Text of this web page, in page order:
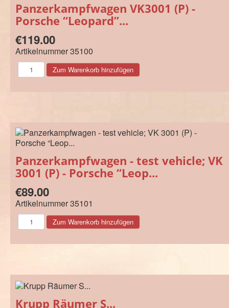
Panzerkampfwagen VK3001 (P) -
Porsche “Leopard”...
€119.00
Artikelnummer35100
Panzerkampfwagen - test vehicle; VK
3001 (P) - Porsche “Leop...
€89.00
Artikelnummer35101
Krupp Räumer S...